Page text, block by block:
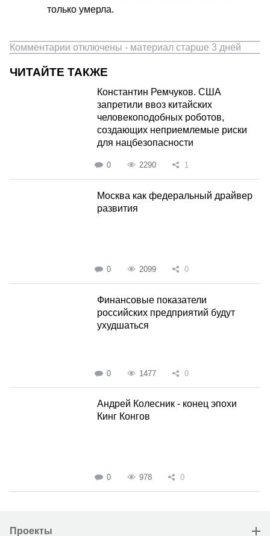
только умерла.
Комментарии отключены - материал старше 3 дней
ЧИТАЙТЕ ТАКЖЕ
Константин Ремчуков. США
запретили ввоз китайских
человекоподобных роботов,
создающих неприемлемые риски
для нацбезопасности
0 2290 1
Москва как федеральный драйвер
развития
0 2099 0
Финансовые показатели
российских предприятий будут
ухудшаться
0 1477 0
Андрей Колесник - конец эпохи
Кинг Конгов
0 978 0
Проекты